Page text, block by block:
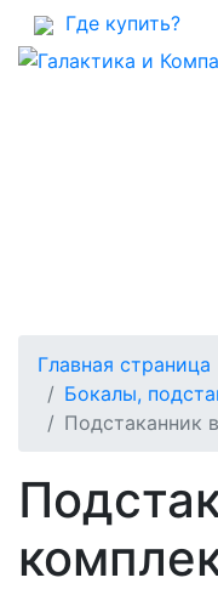
Где купить?
Главная страница
Бокалы,
Подстаканник